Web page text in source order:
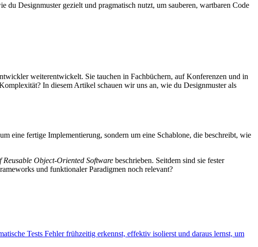
Designmuster gezielt und pragmatisch nutzt, um sauberen, wartbaren Code
weiterentwickelt. Sie tauchen in Fachbüchern, auf Konferenzen und in
In diesem Artikel schauen wir uns an, wie du Designmuster als
eine fertige Implementierung, sondern um eine Schablone, die beschreibt, wie
Object-Oriented Software beschrieben. Seitdem sind sie fester
und funktionaler Paradigmen noch relevant?
Tests Fehler frühzeitig erkennst, effektiv isolierst und daraus lernst, um